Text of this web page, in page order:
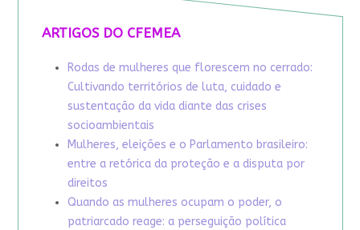
ARTIGOS DO CFEMEA
Rodas de mulheres que florescem no cerrado:
Cultivando territórios de luta, cuidado e
sustentação da vida diante das crises
socioambientais
Mulheres, eleições e o Parlamento brasileiro:
entre a retórica da proteção e a disputa por
direitos
Quando as mulheres ocupam o poder, o
patriarcado reage: a perseguição política